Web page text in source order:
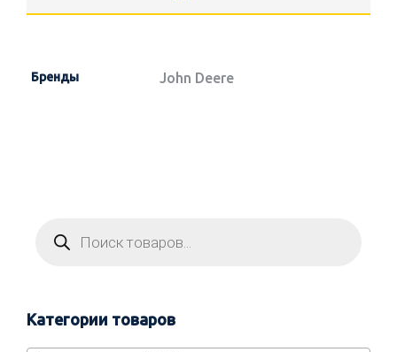
Бренды John Deere
Категории товаров